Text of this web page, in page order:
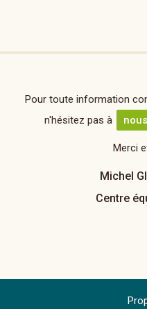
Pour toute information
n'hésitez pas à
Merci
Michel
Centre